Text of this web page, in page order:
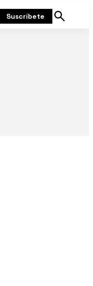
Suscríbete
Mostrar